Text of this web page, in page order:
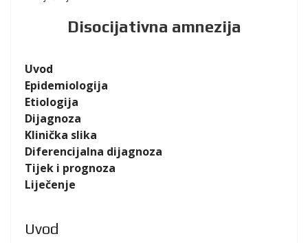
Disocijativna amnezija
Uvod
Epidemiologija
Etiologija
Dijagnoza
Klinička slika
Diferencijalna dijagnoza
Tijek i prognoza
Liječenje
Uvod